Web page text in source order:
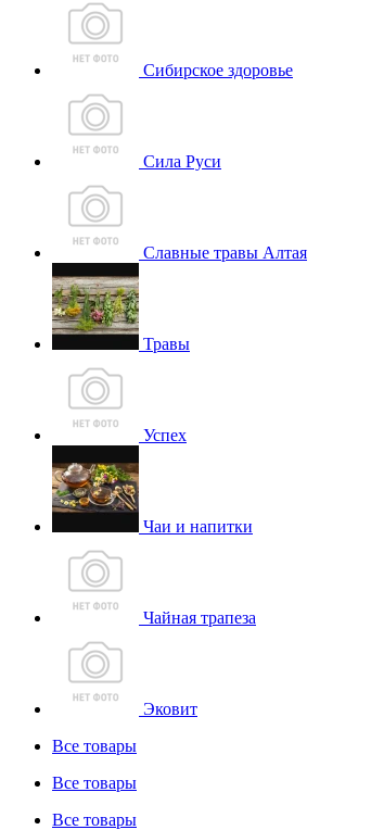
Сибирское здоровье
Сила Руси
Славные травы Алтая
Травы
Успех
Чаи и напитки
Чайная трапеза
Эковит
Все товары
Все товары
Все товары